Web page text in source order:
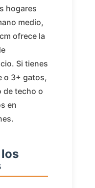
hogares
medio,
ofrece la
Si tienes
o 3+ gatos,
de techo o
en